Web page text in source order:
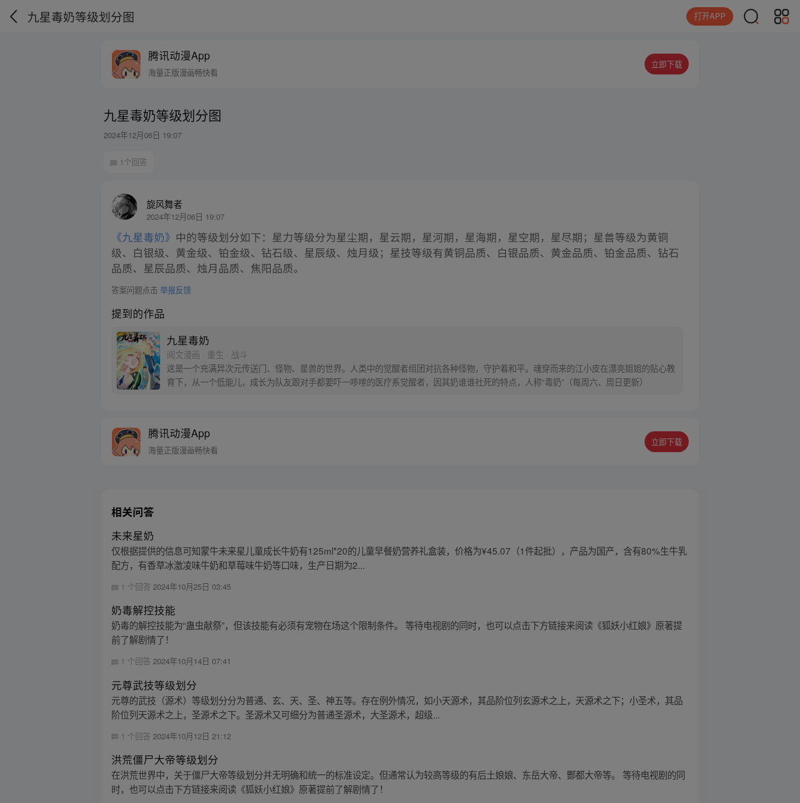
九星毒奶等级划分图 打开APP
腾讯动漫App
海量正版漫画畅快看
立即下载
九星毒奶等级划分图
2024年12月06日 19:07
1个回答
旋风舞者
2024年12月06日 19:07
《九星毒奶》 中的等级划分如下：星力等级分为星尘期，星云期，星河期，星海期，星空期，星尽期；星兽等级为黄铜
级、白银级、黄金级、铂金级、钻石级、星辰级、烛月级；星技等级有黄铜品质、白银品质、黄金品质、铂金品质、钻石
品质、星辰品质、烛月品质、焦阳品质。
答案问题点击举报反馈
提到的作品
九星毒奶
阅文漫画 · 重生 · 战斗
这是一个充满异次元传送门、怪物、星兽的世界。人类中的觉醒者组团对抗各种怪物，守护着和平。魂穿而来的江小皮在漂亮姐姐的贴心教
育下，从一个低能儿，成长为队友跟对手都要吓一哆嗦的医疗系觉醒者，因其奶谁谁社死的特点，人称“毒奶”（每周六、周日更新）
腾讯动漫App
海量正版漫画畅快看
立即下载
相关问答
未来星奶
仅根据提供的信息可知蒙牛未来星儿童成长牛奶有125ml*20的儿童早餐奶营养礼盒装，价格为¥45.07（1件起批），产品为国产，含有80%生牛乳
配方，有香草冰激凌味牛奶和草莓味牛奶等口味，生产日期为2...
1 个回答2024年10月25日 03:45
奶毒解控技能
奶毒的解控技能为“蛊虫献祭”，但该技能有必须有宠物在场这个限制条件。 等待电视剧的同时，也可以点击下方链接来阅读《狐妖小红娘》原著提
前了解剧情了！
1 个回答2024年10月14日 07:41
元尊武技等级划分
元尊的武技（源术）等级划分分为普通、玄、天、圣、神五等。存在例外情况，如小天源术，其品阶位列玄源术之上，天源术之下；小圣术，其品
阶位列天源术之上，圣源术之下。圣源术又可细分为普通圣源术，大圣源术，超级...
1 个回答 2024年10月12日 21:12
洪荒僵尸大帝等级划分
在洪荒世界中，关于僵尸大帝等级划分并无明确和统一的标准设定。但通常认为较高等级的有后土娘娘、东岳大帝、酆都大帝等。 等待电视剧的同
时，也可以点击下方链接来阅读《狐妖小红娘》原著提前了解剧情了！